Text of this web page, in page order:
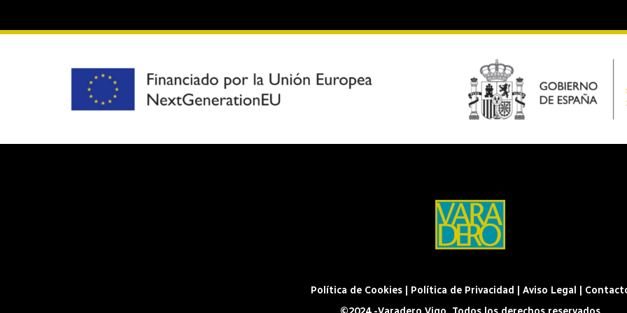
Política de Cookies| Política de Privacidad Aviso Legal